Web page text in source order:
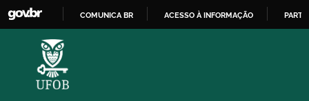
COMUNICA BR ACESSO À INFORMAÇÃO